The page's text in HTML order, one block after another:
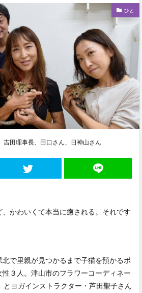
ひと
吉田理事長、田口さん、日神山さん
かわいくて本当に癒される。それです
で里親が見つかるまで子猫を預かるボ
３人。津山市のフラワーコーディネー
とヨガインストラクター・芦田聖子さん